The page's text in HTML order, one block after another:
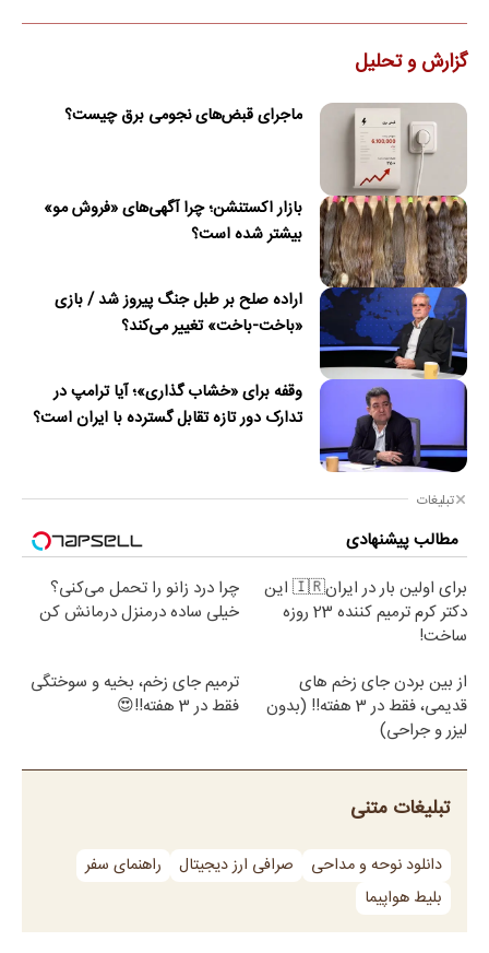
گزارش و تحلیل
ماجرای قبض‌های نجومی برق چیست؟
بازار اکستنشن؛ چرا آگهی‌های «فروش مو»
بیشتر شده است؟
اراده صلح بر طبل جنگ پیروز شد / بازی
«باخت-باخت» تغییر می‌کند؟
وقفه برای «خشاب گذاری»؛ آیا ترامپ در
تدارک دور تازه تقابل گسترده با ایران است؟
تبلیغات
مطالب پیشنهادی
برای اولین بار در ایران🇮🇷 این
دکتر کرم ترمیم کننده 23 روزه
ساخت!
چرا درد زانو را تحمل می‌کنی؟
خیلی ساده درمنزل درمانش کن
از بین بردن جای زخم های
قدیمی، فقط در 3 هفته!! (بدون
لیزر و جراحی)
ترمیم جای زخم، بخیه و سوختگی
فقط در 3 هفته!!😍
تبلیغات متنی
دانلود نوحه و مداحی صرافی ارز دیجیتال
راهنمای سفر
بلیط هواپیما